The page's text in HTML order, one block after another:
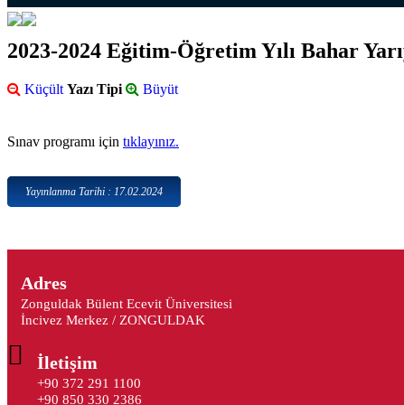
2023-2024 Eğitim-Öğretim Yılı Bahar
Küçült Yazı Tipi Büyüt
Sınav programı için tıklayınız.
Yayınlanma Tarihi : 17.02.2024
Adres
Zonguldak Bülent Ecevit Üniversitesi
İncivez Merkez / ZONGULDAK
İletişim
+90 372 291 1100
+90 850 330 2386